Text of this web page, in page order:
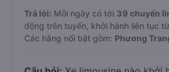
Trả lời: Mỗi ngày có tới 39 chuyến
động trên tuyến, khởi hành liên tục từ
Các hãng nổi bật gồm: Phương